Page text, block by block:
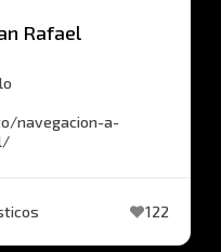
Rafael
navegacion-a-
122